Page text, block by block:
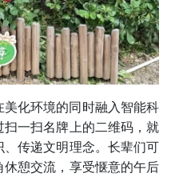
化环境的同时融入智能科
一扫名牌上的二维码，就
传递文明理念。长辈们可
憩交流，享受惬意的午后